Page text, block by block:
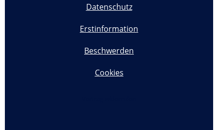
Datenschutz
Erstinformation
Beschwerden
Cookies